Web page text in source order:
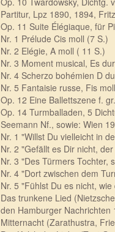
Partitur, Lpz 1890, 1894,
Op. 11 Suite Élégiaque, für
Nr. 1 Prélude Cis moll (7 S.)
Nr. 2 Elégie, A moll ( 11 S.)
Nr. 3 Moment musical, Es
Nr. 4 Scherzo bohémien D
Nr. 5 Fantaisie russe, Fis
Op. 12 Eine Ballettszene f.
Op. 14 Turmballaden, 5
Seemann Nf., sowie: Wien
Nr. 1 "Willst Du vielleicht in
Nr. 2 "Gefällt es Dir nicht,
Nr. 3 "Des Türmers Tochter,
Nr. 4 "Dort zwischen dem
Nr. 5 "Fühlst Du es nicht,
Das trunkene Lied
den Hamburger Nachrichten
Mitternacht (Zarathustra,